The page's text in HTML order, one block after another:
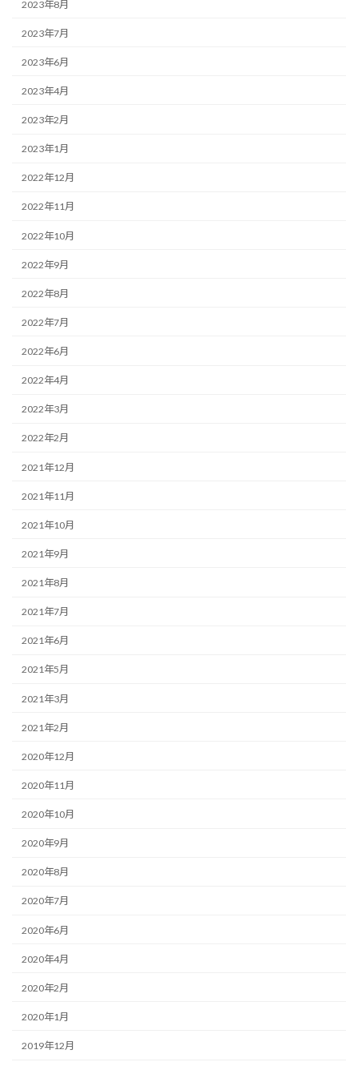
2023年8月
2023年7月
2023年6月
2023年4月
2023年2月
2023年1月
2022年12月
2022年11月
2022年10月
2022年9月
2022年8月
2022年7月
2022年6月
2022年4月
2022年3月
2022年2月
2021年12月
2021年11月
2021年10月
2021年9月
2021年8月
2021年7月
2021年6月
2021年5月
2021年3月
2021年2月
2020年12月
2020年11月
2020年10月
2020年9月
2020年8月
2020年7月
2020年6月
2020年4月
2020年2月
2020年1月
2019年12月